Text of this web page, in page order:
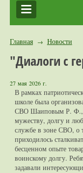
Главная → Новости
"Диалоги с
27 мая 2026 г.
В рамках
школе была
СВО Шаиповым Р. Ф.,
мужеству, долгу и
службе в зоне СВО, о
приходилось
бесценном опыте
воинскому долгу.
задавали